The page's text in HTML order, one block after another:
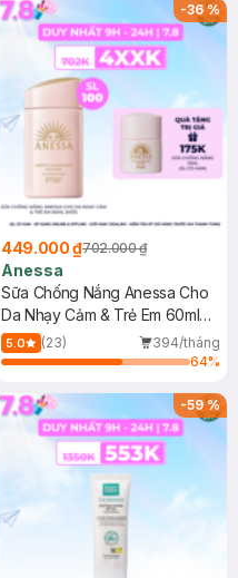
-36%
449.000 ₫702.000 ₫
Anessa
Sữa Chống Nắng Anessa Cho
Da Nhạy Cảm & Trẻ Em 60ml
(Mới)
5.0 (23)
394/tháng
64%
-59%